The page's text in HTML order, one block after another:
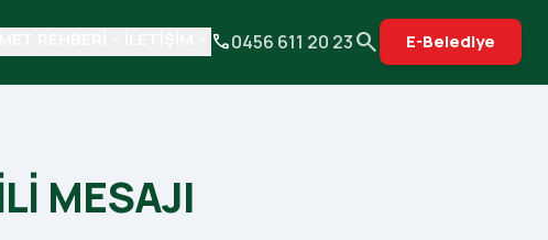
phone0456 611 20 23search E-Belediye
MESAJI